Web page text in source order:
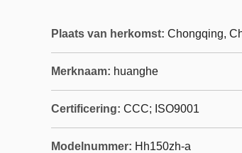
Plaats van herkomst: Chongqing,
Merknaam: huanghe
Certificering: CCC; ISO9001
Modelnummer: Hh150zh-a